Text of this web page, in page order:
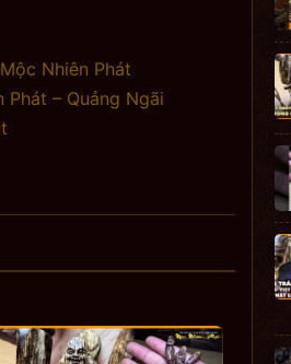
Nhiên Phát
– Quảng Ngãi